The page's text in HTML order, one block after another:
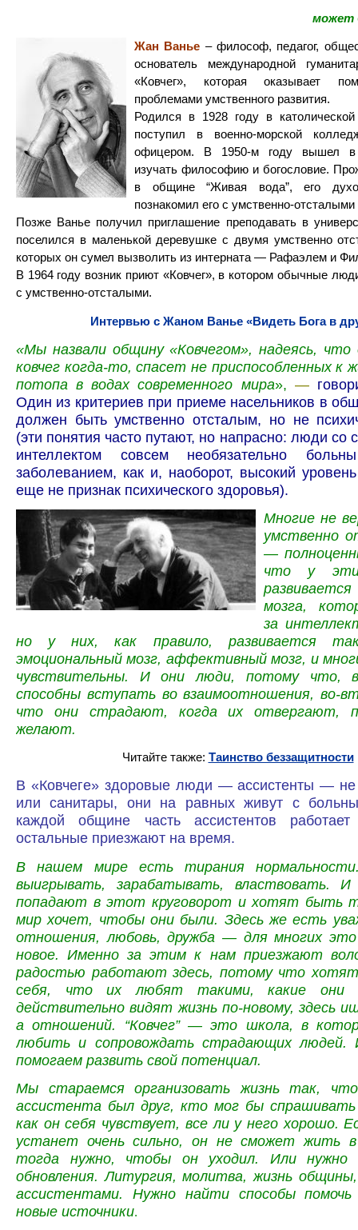
может
Жан Ванье – философ, педагог,
основатель международной
«Ковчег», которая оказывает
проблемами умственного развития.
Родился в 1928 году в
поступил в военно-морской
офицером. В 1950-м году вышел в
изучать философию и богословие.
в общине “Живая вода”, его
познакомил его с умственно-
Позже Ванье получил приглашение преподавать в
поселился в маленькой деревушке с двумя умственно
которых он сумел вызволить из интерната — Рафаэлем и
В 1964 году возник приют «Ковчег», в котором обычные
с умственно-отсталыми.
Интервью с Жаном Ванье «Видеть Бога в
«Мы назвали общину «Ковчегом», надеясь,
ковчег когда-то, спасет не приспособленных к
потопа в водах современного мира», —
Один из критериев при приеме насельников в
должен быть умственно отсталым, но не
(эти понятия часто путают, но напрасно: люди со
интеллектом совсем необязательно
заболеванием, как и, наоборот, высокий
еще не признак психического здоровья).
Многие не
умственно
—
что у
мозга,
за
но у них, как правило, развивается
эмоциональный мозг, аффективный мозг, и
чувствительны. И они люди, потому что,
способны вступать во взаимоотношения, во-
что они страдают, когда их отвергают,
желают.
Читайте также: Таинство беззащитности
В «Ковчеге» здоровые люди — ассистенты —
или санитары, они на равных живут с
каждой общине часть ассистентов
остальные приезжают на время.
В нашем мире есть тирания
выигрывать, зарабатывать, властвовать. И
попадают в этот круговорот и хотят быть
мир хочет, чтобы они были. Здесь же есть
отношения, любовь, дружба — для многих
новое. Именно за этим к нам приезжают
радостью работают здесь, потому что
себя, что их любят такими, какие
действительно видят жизнь по-новому, здесь
а отношений. “Ковчег” — это школа, в
любить и сопровождать страдающих
помогаем развить свой потенциал.
Мы стараемся организовать жизнь так,
ассистента был друг, кто мог бы спрашивать
как он себя чувствует, все ли у него хорошо.
устанет очень сильно, он не сможет жить
тогда нужно, чтобы он уходил. Или нужно
обновления. Литургия, молитва, жизнь
ассистентами. Нужно найти способы
новые источники.